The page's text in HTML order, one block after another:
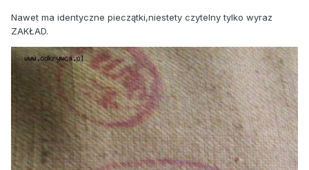
Nawet ma identyczne pieczątki,niestety czytelny tylko wyraz
ZAKŁAD.